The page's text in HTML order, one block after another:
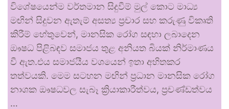
විශේෂයෙන්ම වර්තමාන සිදුවීම් මුල් කොට මාධ්‍ය
මඟින් සිදුවන ඇතැම් අසත්‍ය ප්‍රචාර සහ කරුණු විකෘති
කිරීම් හේතුවෙන්, මානසික රෝග සඳහා ලබාදෙන
ඖෂධ පිළිබඳව සමාජය තුළ අනියත බියක් නිර්මාණය
වී ඇත.එය සමාජයීය වශයෙන් ඉතා අහිතකර
තත්වයකි. මෙම සටහන මඟින් ප්‍රධාන මානසික රෝග
නාශක ඖෂධවල සැබෑ ක්‍රියාකාරීත්වය, ප්‍රචණ්ඩත්වය
…